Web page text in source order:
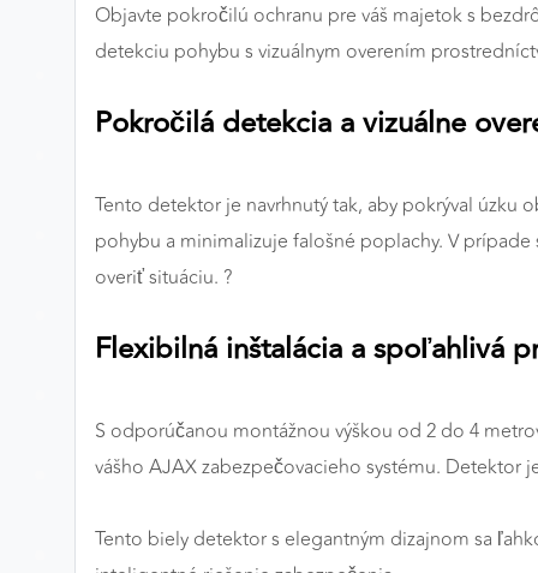
Objavte pokročilú ochranu pre váš majetok s
detekciu pohybu s vizuálnym overením
Pokročilá detekcia a vizuálne
Tento detektor je navrhnutý tak, aby pokrýval úzku
pohybu a minimalizuje falošné poplachy. V
overiť situáciu. ?
Flexibilná inštalácia a spoľahlivá
S odporúčanou montážnou výškou od 2 do 4
vášho AJAX zabezpečovacieho systému.
Tento biely detektor s elegantným dizajnom sa
ANALYTICKÉ COOKIES
nášho webu. Ich pomocou určujeme počet návštev a
zdroje návštev našich webových stránok. Dáta získané
pomocou týchto cookies spracovávame anonymne a
súhrnne, bez použitia identifikátorov, ktoré ukazujú na
cookies môžeme optimalizovať výkon a funkčnosť
Google Analytics
Poskytovateľ: Google